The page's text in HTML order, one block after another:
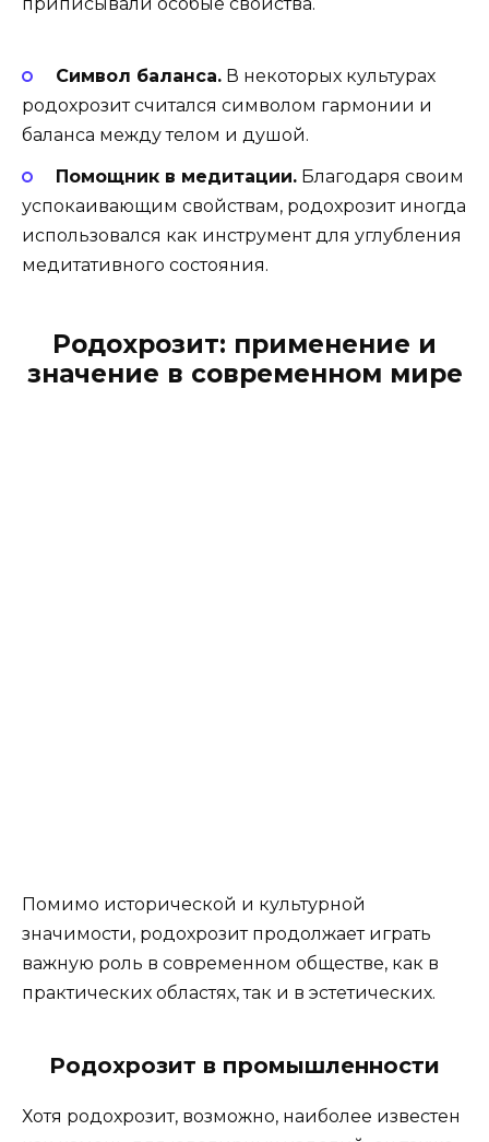
приписывали особые свойства.
Символ баланса.В некоторых культурах
родохрозит считался символом гармонии и
баланса между телом и душой.
Помощник в медитации.Благодаря своим
успокаивающим свойствам, родохрозит иногда
использовался как инструмент для углубления
медитативного состояния.
Родохрозит: применение и
значение в современном мире
Помимо исторической и культурной
значимости, родохрозит продолжает играть
важную роль в современном обществе, как в
практических областях, так и в эстетических.
Родохрозит в промышленности
Хотя родохрозит, возможно, наиболее известен